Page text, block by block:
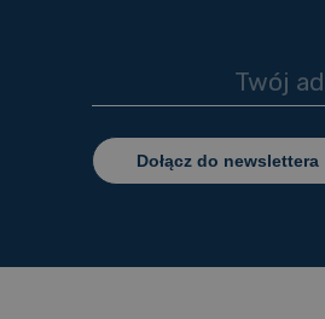
Dołącz do newslettera